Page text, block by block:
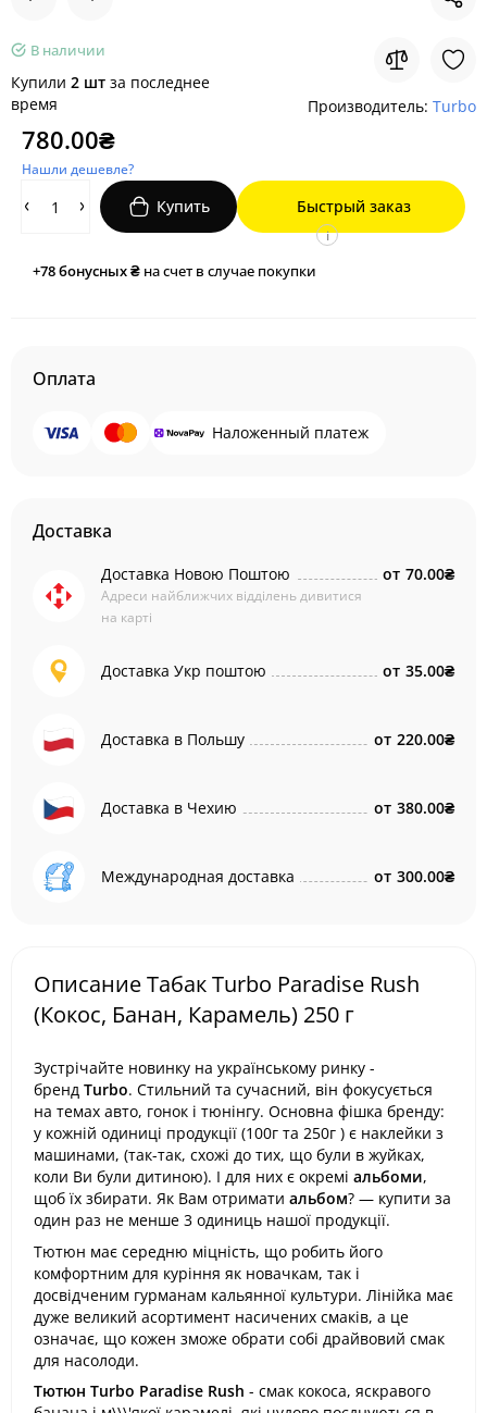
В наличии
Купили 2 шт за последнее
время
Производитель: Turbo
780.00₴
Нашли дешевле?
Купить Быстрый заказ
+78бонусных ₴ на счет в случае покупки
i
Оплата
Наложенный платеж
Доставка
Доставка Новою Поштою
Адреси найближчих відділень дивитися
на карті
от 70.00₴
Доставка Укр поштою от 35.00₴
Доставка в Польшу от 220.00₴
Доставка в Чехию от 380.00₴
Международная доставка от 300.00₴
Описание Табак Turbo Paradise Rush
(Кокос, Банан, Карамель) 250 г
Зустрічайте новинку на українському ринку -
бренд Turbo. Стильний та сучасний, він фокусується
на темах авто, гонок і тюнінгу. Основна фішка бренду:
у кожній одиниці продукції (100г та 250г ) є наклейки з
машинами, (так-так, схожі до тих, що були в жуйках,
коли Ви були дитиною). І для них є окремі альбоми,
щоб їх збирати. Як Вам отримати альбом? — купити за
один раз не менше 3 одиниць нашої продукції.
Тютюн має середню міцність, що робить його
комфортним для куріння як новачкам, так і
досвідченим гурманам кальянної культури. Лінійка має
дуже великий асортимент насичених смаків, а це
означає, що кожен зможе обрати собі драйвовий смак
для насолоди.
Тютюн Turbo Paradise Rush - смак кокоса, яскравого